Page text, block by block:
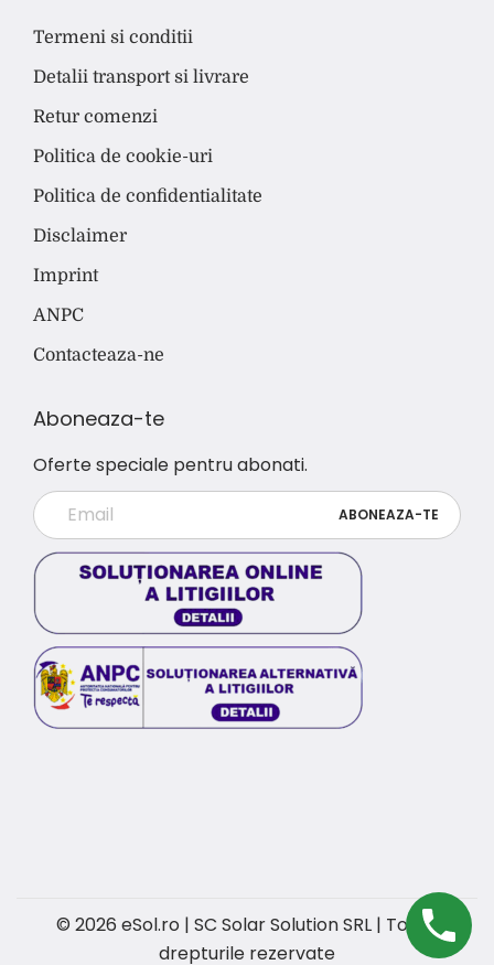
Termeni si conditii
Detalii transport si livrare
Retur comenzi
Politica de cookie-uri
Politica de confidentialitate
Disclaimer
Imprint
ANPC
Contacteaza-ne
Aboneaza-te
Oferte speciale pentru abonati.
© 2026 eSol.ro | SC Solar Solution SRL | Toate
drepturile rezervate